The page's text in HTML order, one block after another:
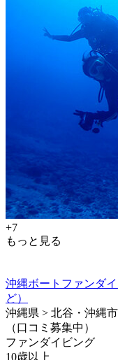
+7
もっと見る
沖縄ボートファンダ
ど）
沖縄県 > 北谷・沖縄
（口コミ募集中）
ファンダイビング
10歳以上